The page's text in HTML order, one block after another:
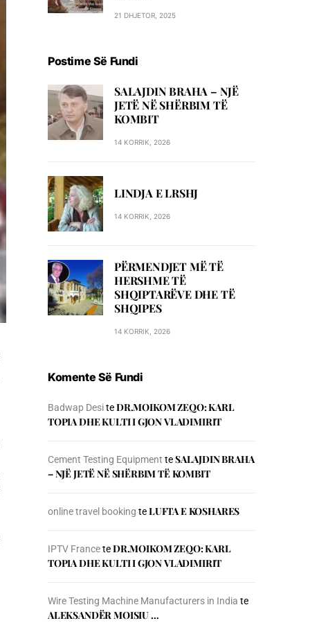
21 DHJETOR, 2025
Postime Së Fundi
SALAJDIN BRAHA – NJЁ
JETЁ NЁ SHЁRBIM TЁ
KOMBIT
14 KORRIK, 2026
LINDJA E LRSHJ
14 KORRIK, 2026
PËRMENDJET MË TË
HERSHME TË
SHQIPTARËVE DHE TË
SHQIPES
14 KORRIK, 2026
Komente Së Fundi
Badwap DesiteDR.MOIKOM ZEQO: KARL
TOPIA DHE KULTI I GJON VLADIMIRIT
Cement Testing Equipment teSALAJDIN BRAHA
– NJЁ JETЁ NЁ SHЁRBIM TЁ KOMBIT
online travel booking teLUFTA E KOSHARES
IPTV FranceteDR.MOIKOM ZEQO: KARL
TOPIA DHE KULTI I GJON VLADIMIRIT
Wire Testing Machine Manufacturers in India te
ALEKSANDËR MOISIU …